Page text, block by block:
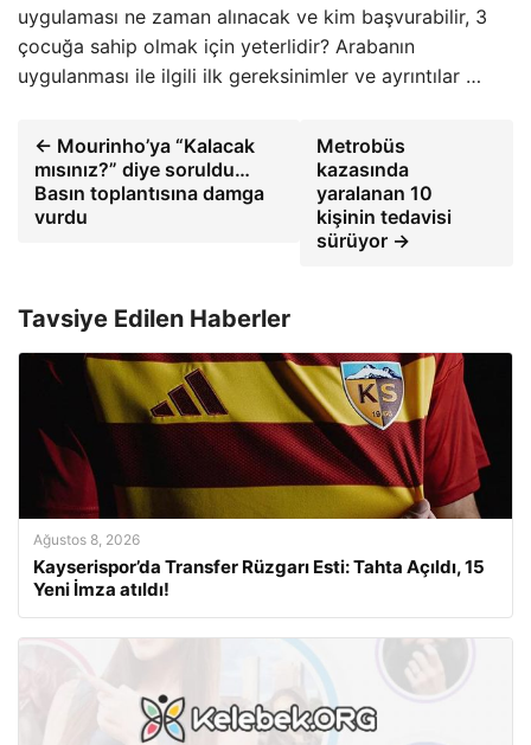
uygulaması ne zaman alınacak ve kim başvurabilir, 3
çocuğa sahip olmak için yeterlidir? Arabanın
uygulanması ile ilgili ilk gereksinimler ve ayrıntılar …
← Mourinho’ya “Kalacak
mısınız?” diye soruldu…
Basın toplantısına damga
vurdu
Metrobüs
kazasında
yaralanan 10
kişinin tedavisi
sürüyor →
Tavsiye Edilen Haberler
Ağustos 8, 2026
Kayserispor’da Transfer Rüzgarı Esti: Tahta Açıldı, 15
Yeni İmza atıldı!